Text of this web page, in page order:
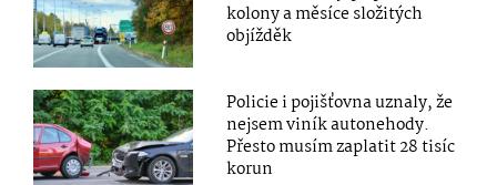
kolony a měsíce složitých
objížděk
Policie i pojišťovna uznaly, že
nejsem viník autonehody.
Přesto musím zaplatit 28 tisíc
korun